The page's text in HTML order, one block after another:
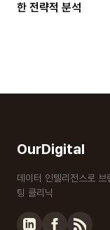
한 전략적 분석
OurDigital
데이터 인텔리전스로 브
팅 클리닉